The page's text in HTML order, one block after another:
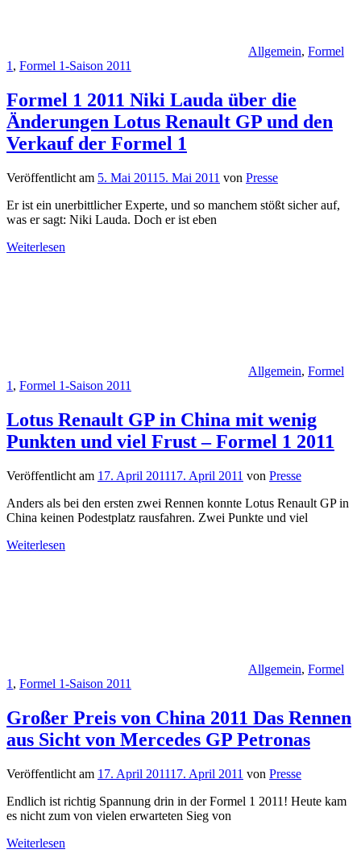
Allgemein, Formel
1, Formel 1-Saison 2011
Formel 1 2011 Niki Lauda über die
Änderungen Lotus Renault GP und den
Verkauf der Formel 1
Veröffentlicht am 5. Mai 2011 5. Mai 2011 von Presse
Er ist ein unerbittlicher Experte, und so manchem stößt sicher auf,
was er sagt: Niki Lauda. Doch er ist eben
Weiterlesen
Allgemein, Formel
1 , Formel 1-Saison 2011
Lotus Renault GP in China mit wenig
Punkten und viel Frust – Formel 1 2011
Veröffentlicht am 17. April 201117. April 2011 von Presse
Anders als bei den ersten zwei Rennen konnte Lotus Renault GP in
China keinen Podestplatz rausfahren. Zwei Punkte und viel
Weiterlesen
Allgemein, Formel
1 , Formel 1-Saison 2011
Großer Preis von China 2011 Das Rennen
aus Sicht von Mercedes GP Petronas
Veröffentlicht am 17. April 201117. April 2011 von Presse
Endlich ist richtig Spannung drin in der Formel 1 2011! Heute kam
es nicht zum von vielen erwarteten Sieg von
Weiterlesen